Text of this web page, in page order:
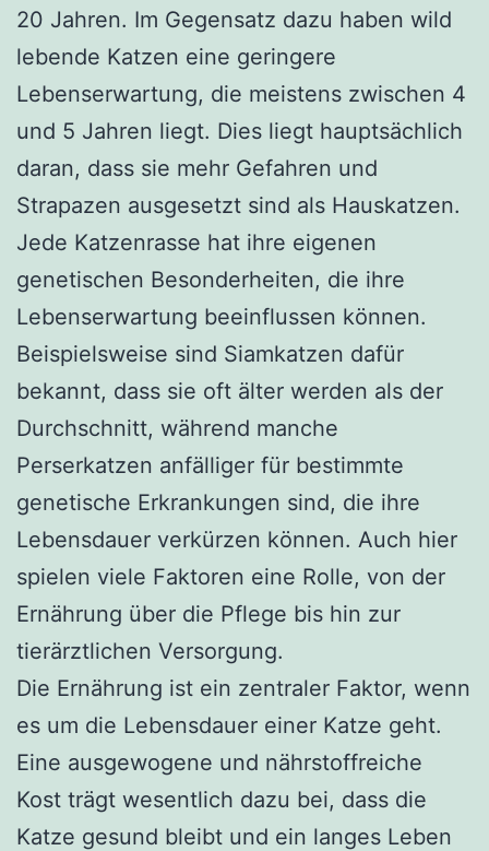
20 Jahren. Im Gegensatz dazu haben wild
lebende Katzen eine geringere
Lebenserwartung, die meistens zwischen 4
und 5 Jahren liegt. Dies liegt hauptsächlich
daran, dass sie mehr Gefahren und
Strapazen ausgesetzt sind als Hauskatzen.
Jede Katzenrasse hat ihre eigenen
genetischen Besonderheiten, die ihre
Lebenserwartung beeinflussen können.
Beispielsweise sind Siamkatzen dafür
bekannt, dass sie oft älter werden als der
Durchschnitt, während manche
Perserkatzen anfälliger für bestimmte
genetische Erkrankungen sind, die ihre
Lebensdauer verkürzen können. Auch hier
spielen viele Faktoren eine Rolle, von der
Ernährung über die Pflege bis hin zur
tierärztlichen Versorgung.
Die Ernährung ist ein zentraler Faktor, wenn
es um die Lebensdauer einer Katze geht.
Eine ausgewogene und nährstoffreiche
Kost trägt wesentlich dazu bei, dass die
Katze gesund bleibt und ein langes Leben